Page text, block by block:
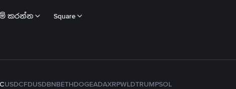
කරන්න Square
USDCFDUSDBNBETHDOGEADAXRPWLDTRUMPSOL